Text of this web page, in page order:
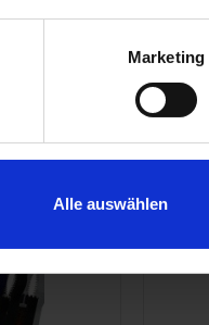
Marketing
Alle auswählen